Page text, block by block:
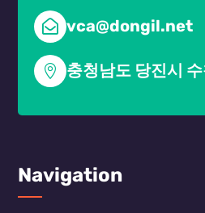
 vca@dongil.net
 충청남도 당진시
Navigation